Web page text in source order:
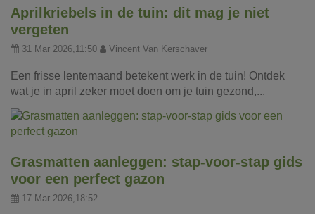
Aprilkriebels in de tuin: dit mag je niet
vergeten
31 Mar 2026,11:50 Vincent Van Kerschaver
Een frisse lentemaand betekent werk in de tuin! Ontdek
wat je in april zeker moet doen om je tuin gezond,...
Grasmatten aanleggen: stap-voor-stap gids
voor een perfect gazon
17 Mar 2026,18:52